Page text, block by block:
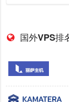
国外VPS排